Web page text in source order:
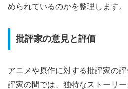
められているのかを整理します。
批評家の意見と評価
アニメや原作に対する批評家の
評家の間では、独特なストーリ